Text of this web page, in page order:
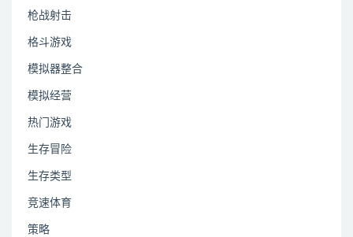
枪战射击
格斗游戏
模拟器整合
模拟经营
热门游戏
生存冒险
生存类型
竞速体育
策略